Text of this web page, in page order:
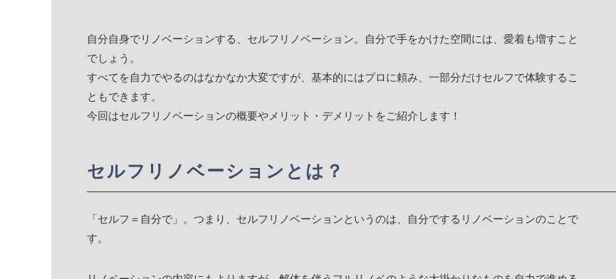
自分自身でリノベーションする、セルフリノベーション。自分で手をかけた空間には、愛着も増すこと
でしょう。
すべてを自力でやるのはなかなか大変ですが、基本的にはプロに頼み、一部分だけセルフで体験するこ
ともできます。
今回はセルフリノベーションの概要やメリット・デメリットをご紹介します！
セルフリノベーションとは？
「セルフ＝自分で」。つまり、セルフリノベーションというのは、自分でするリノベーションのことで
す。